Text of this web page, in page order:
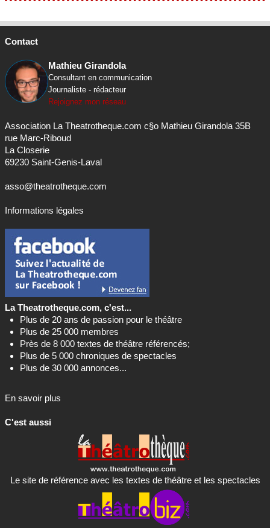
Contact
Mathieu Girandola
Consultant en communication
Journaliste - rédacteur
Rejoignez mon réseau
Association La Theatrotheque.com c§o Mathieu Girandola 35B
rue Marc-Riboud
La Closerie
69230 Saint-Genis-Laval
asso@theatrotheque.com
Informations légales
La Theatrotheque.com, c'est...
Plus de 20 ans de passion pour le théâtre
Plus de 25 000 membres
Près de 8 000 textes de théâtre référencés;
Plus de 5 000 chroniques de spectacles
Plus de 30 000 annonces...
En savoir plus
C'est aussi
Le site de référence avec les textes de théâtre et les spectacles